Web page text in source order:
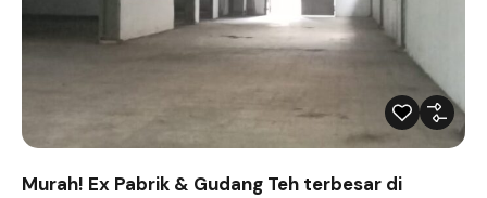
Murah! Ex Pabrik & Gudang Teh terbesar di